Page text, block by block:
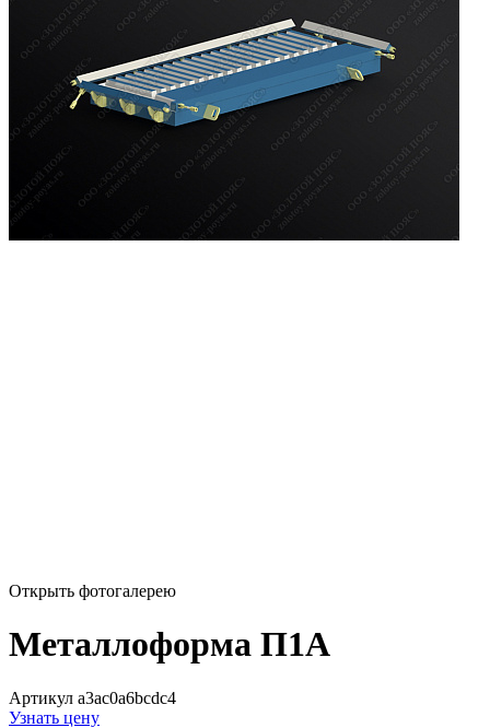
Открыть фотогалерею
Металлоформа П1А
Артикул a3ac0a6bcdc4
Узнать цену